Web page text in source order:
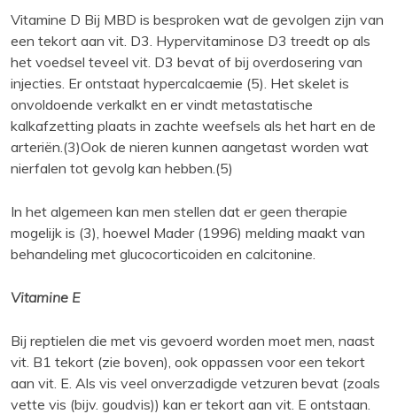
Vitamine D Bij MBD is besproken wat de gevolgen zijn van
een tekort aan vit. D3. Hypervitaminose D3 treedt op als
het voedsel teveel vit. D3 bevat of bij overdosering van
injecties. Er ontstaat hypercalcaemie (5). Het skelet is
onvoldoende verkalkt en er vindt metastatische
kalkafzetting plaats in zachte weefsels als het hart en de
arteriën.(3)Ook de nieren kunnen aangetast worden wat
nierfalen tot gevolg kan hebben.(5)
In het algemeen kan men stellen dat er geen therapie
mogelijk is (3), hoewel Mader (1996) melding maakt van
behandeling met glucocorticoiden en calcitonine.
Vitamine E
Bij reptielen die met vis gevoerd worden moet men, naast
vit. B1 tekort (zie boven), ook oppassen voor een tekort
aan vit. E. Als vis veel onverzadigde vetzuren bevat (zoals
vette vis (bijv. goudvis)) kan er tekort aan vit. E ontstaan.